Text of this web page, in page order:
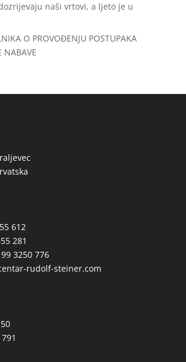
naši vrtovi, a ljeto je u
O PROVOĐENJU POSTUPAKA
NABAVE
612
281
3250 776
rudolf-steiner.com